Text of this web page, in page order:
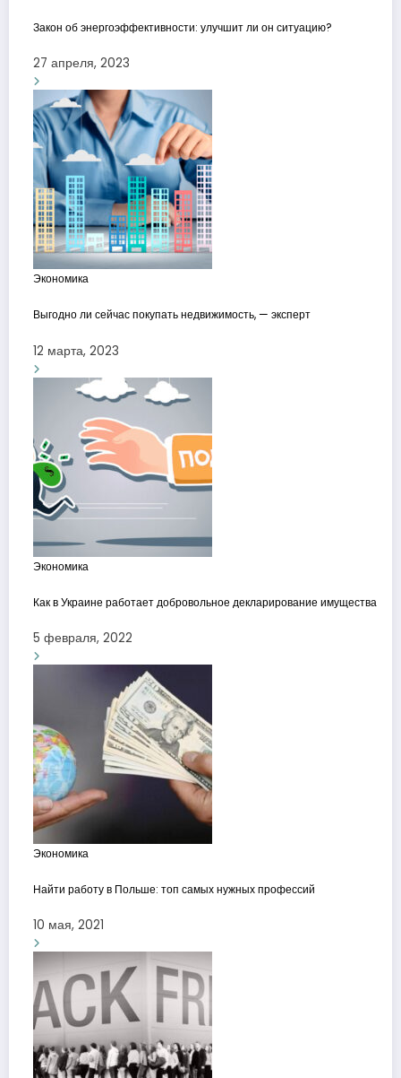
Закон об энергоэффективности: улучшит ли он ситуацию?
27 апреля, 2023
Экономика
Выгодно ли сейчас покупать недвижимость, — эксперт
12 марта, 2023
Экономика
Как в Украине работает добровольное декларирование имущества
5 февраля, 2022
Экономика
Найти работу в Польше: топ самых нужных профессий
10 мая, 2021